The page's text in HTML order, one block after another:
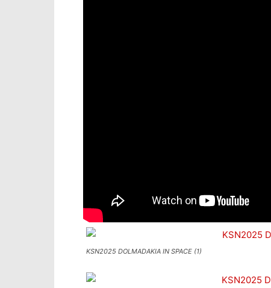
KSN2025 DOLMADAKIA IN SPACE (1)